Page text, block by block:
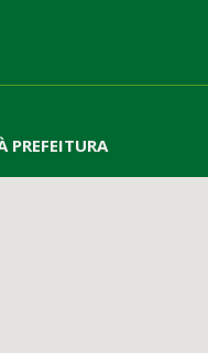
PREFEITURA